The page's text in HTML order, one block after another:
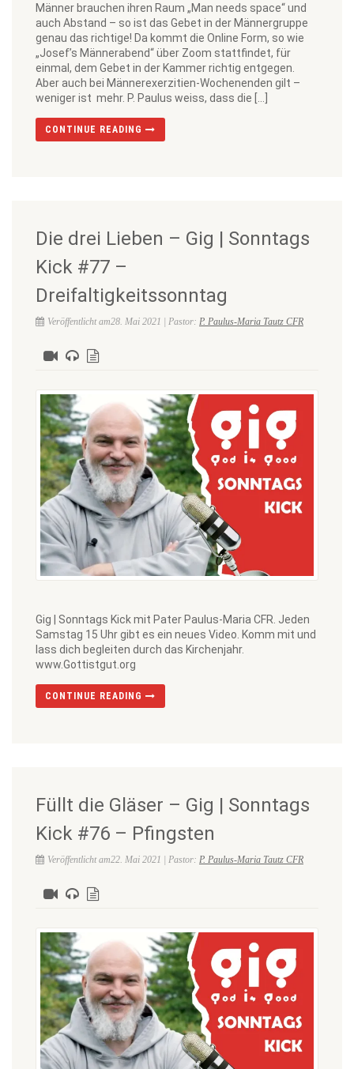
Männer brauchen ihren Raum „Man needs space“ und
auch Abstand – so ist das Gebet in der Männergruppe
genau das richtige! Da kommt die Online Form, so wie
„Josef’s Männerabend“ über Zoom stattfindet, für
einmal, dem Gebet in der Kammer richtig entgegen.
Aber auch bei Männerexerzitien-Wochenenden gilt –
weniger ist mehr. P. Paulus weiss, dass die […]
CONTINUE READING
Die drei Lieben – Gig | Sonntags
Kick #77 –
Dreifaltigkeitssonntag
Veröffentlicht am28. Mai 2021 | Pastor: P. Paulus-Maria Tautz CFR
Gig | Sonntags Kick mit Pater Paulus-Maria CFR. Jeden
Samstag 15 Uhr gibt es ein neues Video. Komm mit und
lass dich begleiten durch das Kirchenjahr.
www.Gottistgut.org
CONTINUE READING
Füllt die Gläser – Gig | Sonntags
Kick #76 – Pfingsten
Veröffentlicht am22. Mai 2021 | Pastor: P. Paulus-Maria Tautz CFR